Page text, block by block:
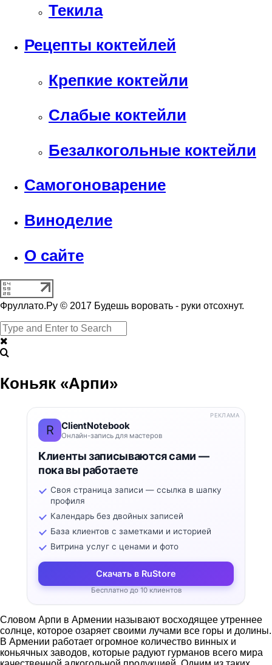
Текила
Рецепты коктейлей
Крепкие коктейли
Слабые коктейли
Безалкогольные коктейли
Самогоноварение
Виноделие
О сайте
Фруллато.Ру © 2017 Будешь воровать - руки отсохнут.
Коньяк «Арпи»
R ClientNotebook
Онлайн-запись для мастеров
Клиенты записываются сами —
пока вы работаете
Своя страница записи — ссылка в шапку
профиля
Календарь без двойных записей
База клиентов с заметками и историей
Витрина услуг с ценами и фото
Скачать в RuStore
Бесплатно до 10 клиентов
РЕКЛАМА
Словом Арпи в Армении называют восходящее утреннее
солнце, которое озаряет своими лучами все горы и долины.
В Армении работает огромное количество винных и
коньячных заводов, которые радуют гурманов всего мира